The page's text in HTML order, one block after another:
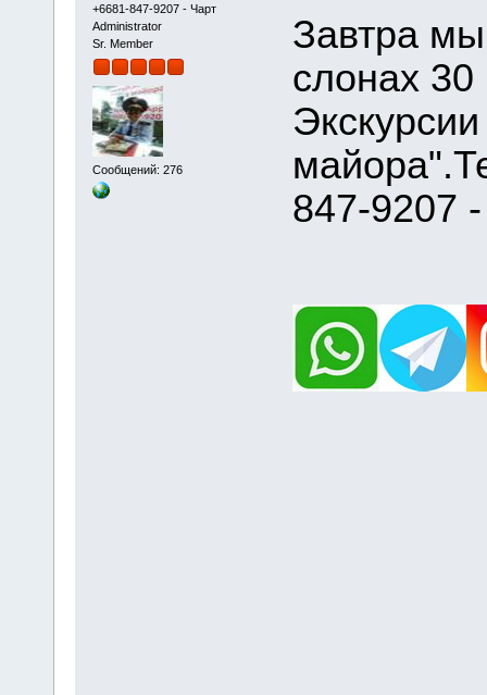
+6681-847-9207 - Чарт
Administrator
Sr. Member
Сообщений: 276
Завтра
слонах
847-9207